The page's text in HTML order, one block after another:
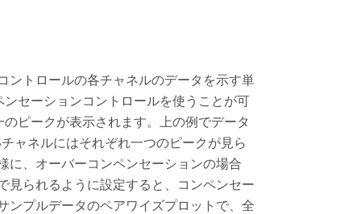
ントロールの各チャネルのデータを示す単
セーションコントロールを使うことが可
ピークが表示されます。上の例でデータ
ャネルにはそれぞれ一つのピークが見ら
に、オーバーコンペンセーションの場合
見られるように設定すると、コンペンセー
ンプルデータのペアワイズプロットで、全